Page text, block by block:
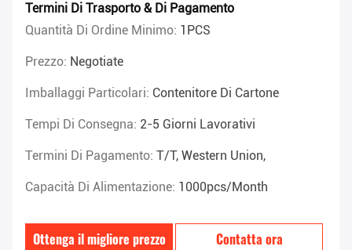
Termini Di Trasporto & Di Pagamento
Quantità Di Ordine Minimo: 1PCS
Prezzo: Negotiate
Imballaggi Particolari: Contenitore Di Cartone
Tempi Di Consegna: 2-5 Giorni Lavorativi
Termini Di Pagamento: T/T, Western Union,
Capacità Di Alimentazione: 1000pcs/month
Ottenga il migliore prezzo Contatta ora